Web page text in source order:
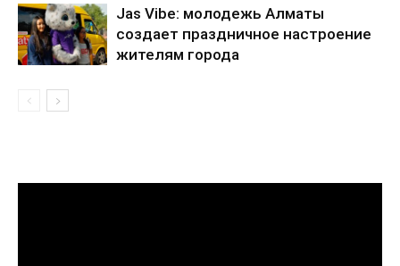
Jas Vibe: молодежь Алматы
создает праздничное настроение
жителям города